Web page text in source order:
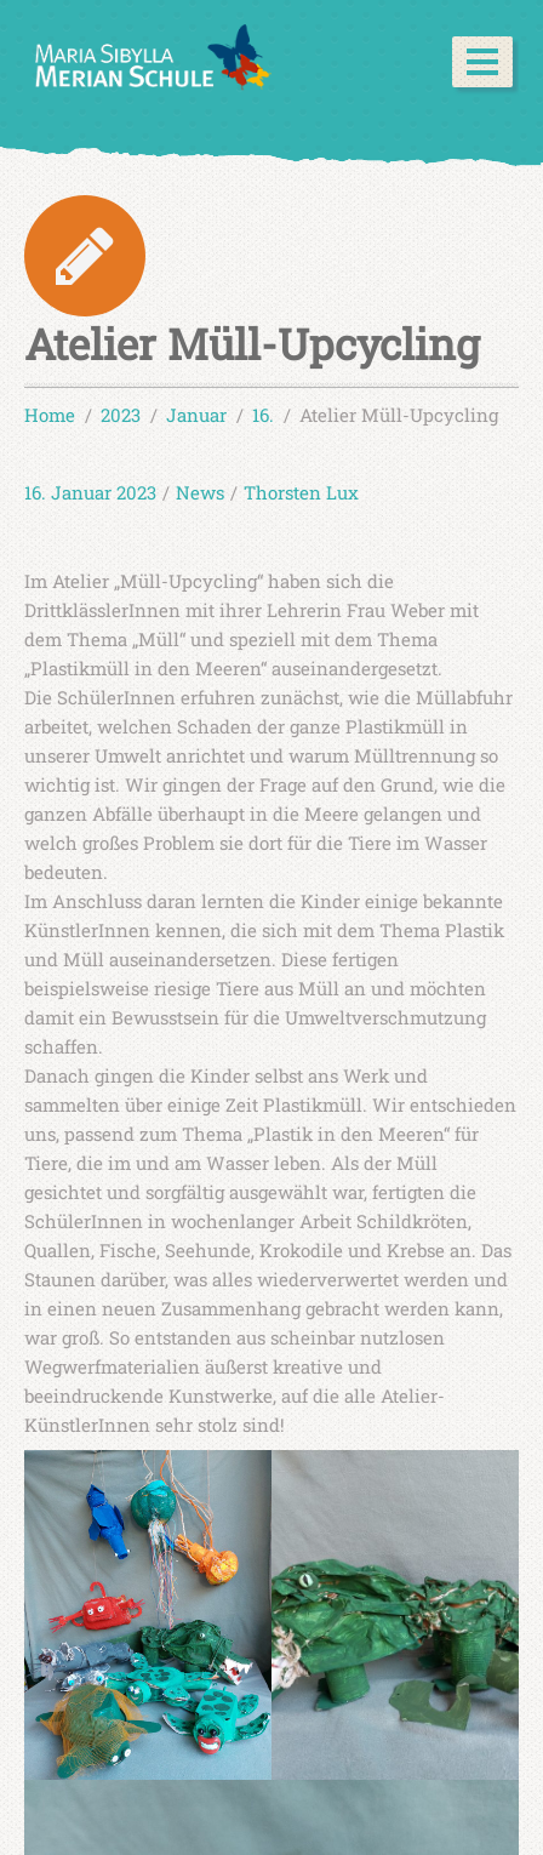
Atelier Müll-Upcycling
Home 2023 Januar 16. Atelier Müll-Upcycling
16. Januar 2023 / News / Thorsten Lux
Im Atelier „Müll-Upcycling“ haben sich die
DrittklässlerInnen mit ihrer Lehrerin Frau Weber mit
dem Thema „Müll“ und speziell mit dem Thema
„Plastikmüll in den Meeren“ auseinandergesetzt.
Die SchülerInnen erfuhren zunächst, wie die Müllabfuhr
arbeitet, welchen Schaden der ganze Plastikmüll in
unserer Umwelt anrichtet und warum Mülltrennung so
wichtig ist. Wir gingen der Frage auf den Grund, wie die
ganzen Abfälle überhaupt in die Meere gelangen und
welch großes Problem sie dort für die Tiere im Wasser
bedeuten.
Im Anschluss daran lernten die Kinder einige bekannte
KünstlerInnen kennen, die sich mit dem Thema Plastik
und Müll auseinandersetzen. Diese fertigen
beispielsweise riesige Tiere aus Müll an und möchten
damit ein Bewusstsein für die Umweltverschmutzung
schaffen.
Danach gingen die Kinder selbst ans Werk und
sammelten über einige Zeit Plastikmüll. Wir entschieden
uns, passend zum Thema „Plastik in den Meeren“ für
Tiere, die im und am Wasser leben. Als der Müll
gesichtet und sorgfältig ausgewählt war, fertigten die
SchülerInnen in wochenlanger Arbeit Schildkröten,
Quallen, Fische, Seehunde, Krokodile und Krebse an. Das
Staunen darüber, was alles wiederverwertet werden und
in einen neuen Zusammenhang gebracht werden kann,
war groß. So entstanden aus scheinbar nutzlosen
Wegwerfmaterialien äußerst kreative und
beeindruckende Kunstwerke, auf die alle Atelier-
KünstlerInnen sehr stolz sind!